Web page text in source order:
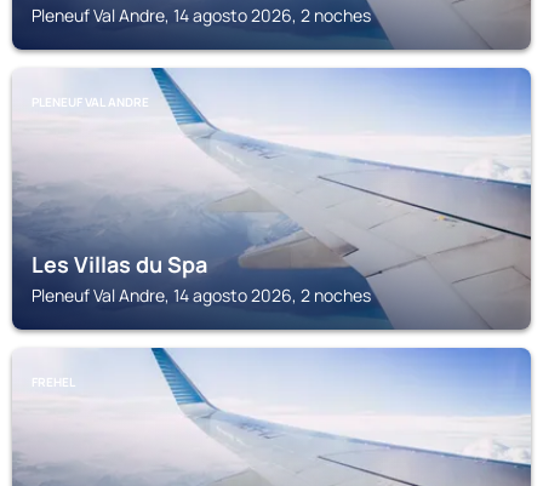
Pleneuf Val Andre, 14 agosto 2026, 2 noches
PLENEUF VAL ANDRE
Les Villas du Spa
Pleneuf Val Andre, 14 agosto 2026, 2 noches
FREHEL